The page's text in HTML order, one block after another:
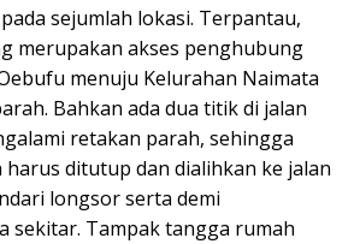
sejumlah lokasi. Terpantau,
merupakan akses penghubung
menuju Kelurahan Naimata
Bahkan ada dua titik di jalan
retakan parah, sehingga
ditutup dan dialihkan ke jalan
longsor serta demi
sekitar. Tampak tangga rumah